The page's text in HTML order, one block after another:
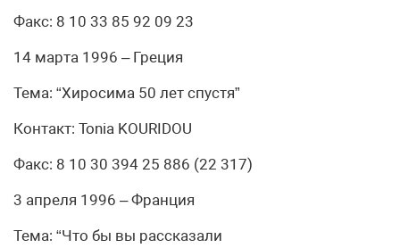
Факс: 8 10 33 85 92 09 23
14 марта 1996 – Греция
Тема: “Хиросима 50 лет спустя”
Контакт: Tonia KOURIDOU
Факс: 8 10 30 394 25 886 (22 317)
3 апреля 1996 – Франция
Тема: “Что бы вы рассказали